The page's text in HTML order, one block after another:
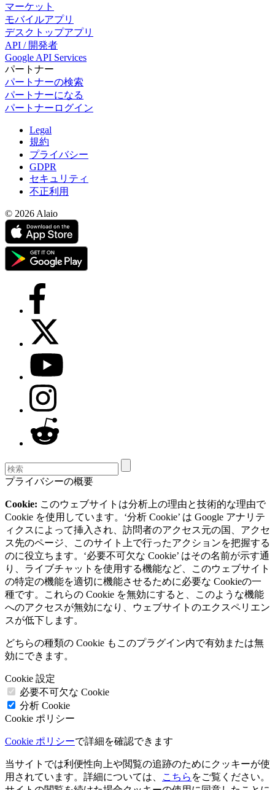
マーケット
モバイルアプリ
デスクトップアプリ
API / 開発者
Google API Services
パートナー
パートナーの検索
パートナーになる
パートナーログイン
Legal
規約
プライバシー
GDPR
セキュリティ
不正利用
© 2026 Alaio
プライバシーの概要
Cookie: このウェブサイトは分析上の理由と技術的な理由で
Cookie を使用しています。‘分析 Cookie’ は Google アナリテ
ィクスによって挿入され、訪問者のアクセス元の国、アクセ
ス先のページ、このサイト上で行ったアクションを把握する
のに役立ちます。‘必要不可欠な Cookie’ はその名前が示す通
り、ライブチャットを使用する機能など、このウェブサイト
の特定の機能を適切に機能させるために必要な Cookieの一
種です。これらの Cookie を無効にすると、このような機能
へのアクセスが無効になり、ウェブサイトのエクスペリエン
スが低下します。
どちらの種類の Cookie もこのプラグイン内で有効または無
効にできます。
Cookie 設定
必要不可欠な Cookie
分析 Cookie
Cookie ポリシー
Cookie ポリシーで詳細を確認できます
当サイトでは利便性向上や閲覧の追跡のためにクッキーが使
用されています。詳細については、
こちら をご覧ください。